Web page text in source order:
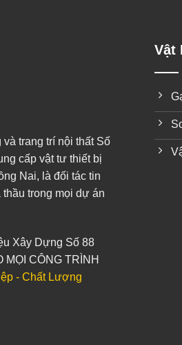
trang trí nội thất Số
cấp vật tư thiết bị
Nai, là đối tác tin
trong mọi dự án
Xây Dựng Số 88
MỌI CÔNG TRÌNH
- Chất Lượng
Vật